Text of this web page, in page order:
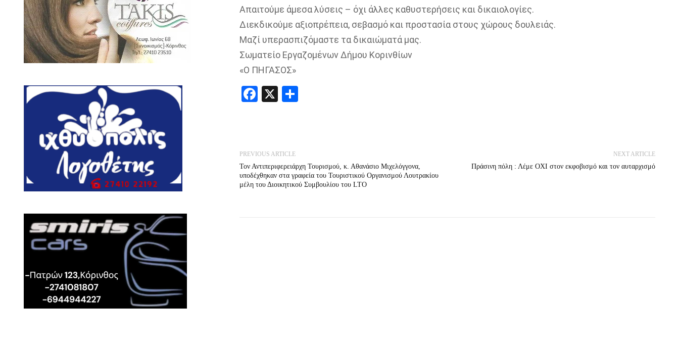
Απαιτούμε άμεσα λύσεις – όχι άλλες καθυστερήσεις και δικαιολογίες.
Διεκδικούμε αξιοπρέπεια, σεβασμό και προστασία στους χώρους δουλειάς.
Μαζί υπερασπιζόμαστε τα δικαιώματά μας.
Σωματείο Εργαζομένων Δήμου Κορινθίων
«Ο ΠΗΓΑΣΟΣ»
Facebook
X Share
PREVIOUS ARTICLE
Τον Αντιπεριφερειάρχη Τουρισμού, κ. Αθανάσιο Μιχελόγγονα,
υποδέχθηκαν στα γραφεία του Τουριστικού Οργανισμού Λουτρακίου
μέλη του Διοικητικού Συμβουλίου του LTO
NEXT ARTICLE
Πράσινη πόλη : Λέμε ΟΧΙ στον εκφοβισμό και τον αυταρχισμό